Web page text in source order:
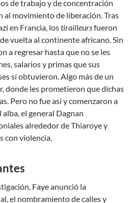
de trabajo y de concentración
al movimiento de liberación. Tras
en Francia, lostirailleursfueron
vuelta al continente africano. Sin
a regresar hasta que no se les
salarios y primas que sus
sí obtuvieron. Algo más de un
donde les prometieron que dichas
Pero no fue así y comenzaron a
el general Dagnan
alrededor de Thiaroye y
con violencia.
Faye anunció la
el nombramiento de calles y